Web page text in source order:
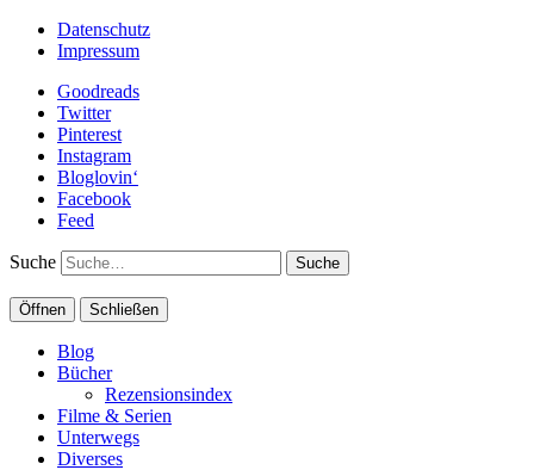
Datenschutz
Impressum
Goodreads
Twitter
Pinterest
Instagram
Bloglovin‘
Facebook
Feed
Suche
Öffnen Schließen
Blog
Bücher
Rezensionsindex
Filme & Serien
Unterwegs
Diverses